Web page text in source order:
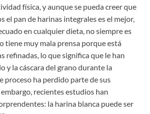
física, y aunque se pueda creer que
el pan de harinas integrales es el mejor,
en cualquier dieta, no siempre es
tiene muy mala prensa porque está
refinadas, lo que significa que le han
y la cáscara del grano durante la
proceso ha perdido parte de sus
recientes estudios han
la harina blanca puede ser